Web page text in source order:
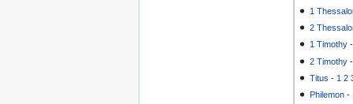
1
2
1 Timothy
2 Timothy
Titus - 1 2
Philemon -